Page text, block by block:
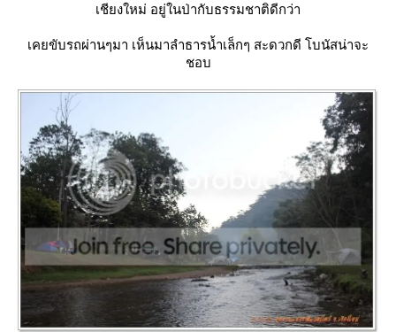
เชียงใหม่ อยู่ในป่ากับธรรมชาติดีกว่า
เคยขับรถผ่านๆมา เห็นมาลำธารน้ำเล็กๆ สะดวกดี โบนัสน่าจะ
ชอบ